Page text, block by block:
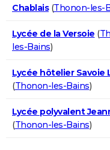
Chablais(Thonon-les-
Lycée de la Versoie (
les-Bains)
Lycée hôtelier Savoie
(Thonon-les-Bains)
Lycée polyvalent
(Thonon-les-Bains)